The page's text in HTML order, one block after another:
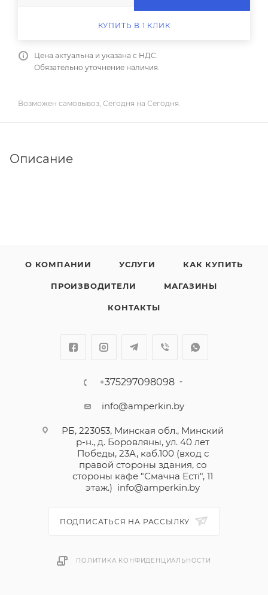
КУПИТЬ В 1 КЛИК
Цена актуальна и указана с НДС.
Обязательно уточнение наличия.
Возможен самовывоз, Сегодня на Сегодня.
Описание
О КОМПАНИИ УСЛУГИ КАК КУПИТЬ
ПРОИЗВОДИТЕЛИ МАГАЗИНЫ
КОНТАКТЫ
+375297098098
info@amperkin.by
РБ, 223053, Минская обл., Минский
р-н., д. Боровляны, ул. 40 лет
Победы, 23А, каб.100 (вход с
правой стороны здания, со
стороны кафе "Смачна Естi", 11
этаж.) info@amperkin.by
ПОДПИСАТЬСЯ НА РАССЫЛКУ
ПОЛИТИКА КОНФИДЕНЦИАЛЬНОСТИ